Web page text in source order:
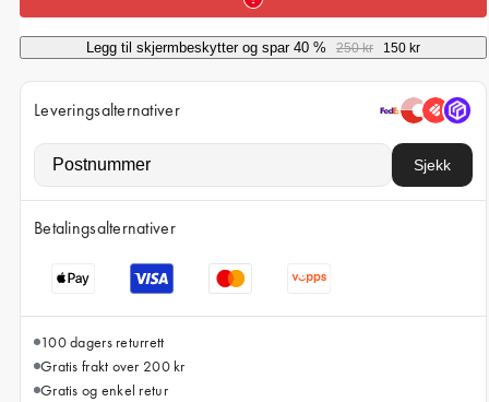
iPhone 15
iPhone 14 Pro
iPhone 14
iPhone 13 Pro
iPhone 13
Alle telefonmodeller
Legg til skjermbeskytter og spar 40 % 250 kr 150 kr
Leveringsalternativer
Sjekk
Betalingsalternativer
100 dagers returrett
Gratis frakt over 200 kr
Gratis og enkel retur